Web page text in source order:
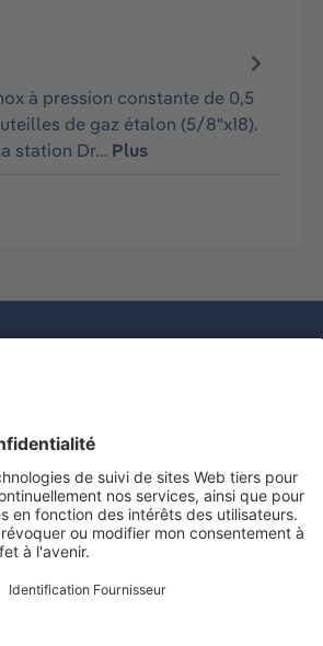
à pression constante de 0,5
de gaz étalon (5/8"x18).
station Dr… Plus
Dräger
les produits